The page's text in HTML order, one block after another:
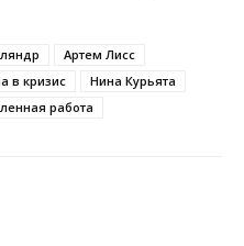
Артем Лисс
в кризис
Нина Курьята
работа